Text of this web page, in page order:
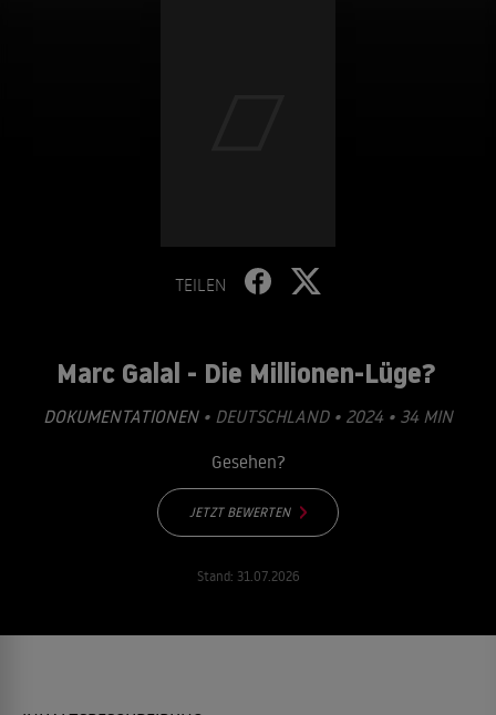
TEILEN
Marc Galal - Die Millionen-Lüge?
DOKUMENTATIONEN• DEUTSCHLAND • 2024 • 34 MIN
Gesehen?
JETZT BEWERTEN
Stand: 31.07.2026